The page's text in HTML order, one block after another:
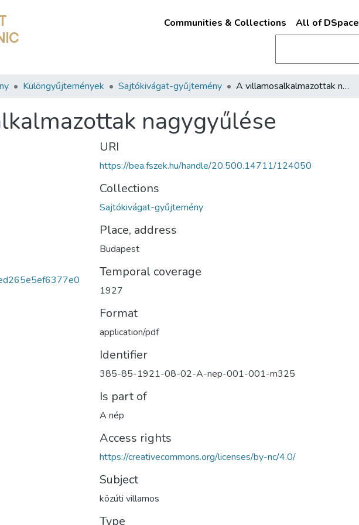
Communities & Collections All of DSpace
Különgyűjtemények Sajtókivágat-gyűjtemény A villamosalkalmazottak nagygyűlése
nagygyűlése
URI
https://bea.fszek.hu/handle/20.500.14711/124050
Collections
Sajtókivágat-gyűjtemény
Place, address
Budapest
Temporal coverage
1927
Format
application/pdf
Identifier
385-85-1921-08-02-A-nep-001-001-m325
Is part of
A nép
Access rights
https://creativecommons.org/licenses/by-nc/4.0/
Subject
közúti villamos
Type